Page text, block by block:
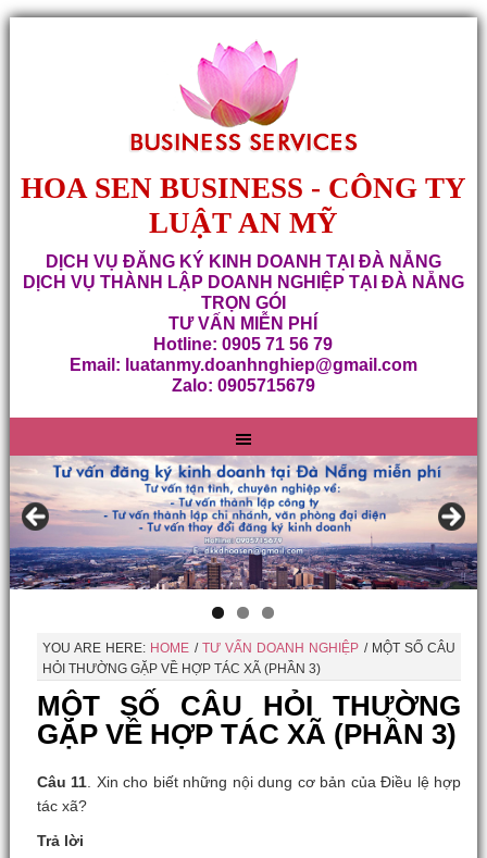
HOA SEN BUSINESS - CÔNG TY
LUẬT AN MỸ
DỊCH VỤ ĐĂNG KÝ KINH DOANH TẠI ĐÀ NẴNG
DỊCH VỤ THÀNH LẬP DOANH NGHIỆP TẠI ĐÀ NẴNG
TRỌN GÓI
TƯ VẤN MIỄN PHÍ
Hotline: 0905 71 56 79
Email: luatanmy.doanhnghiep@gmail.com
Zalo: 0905715679
YOU ARE HERE: HOME / TƯ VẤN DOANH NGHIỆP /MỘT SỐ CÂU
HỎI THƯỜNG GẶP VỀ HỢP TÁC XÃ (PHẦN 3)
MỘT SỐ CÂU HỎI THƯỜNG
GẶP VỀ HỢP TÁC XÃ (PHẦN 3)
Câu 11 . Xin cho biết những nội dung cơ bản của Điều lệ hợp
tác xã?
Trả lời